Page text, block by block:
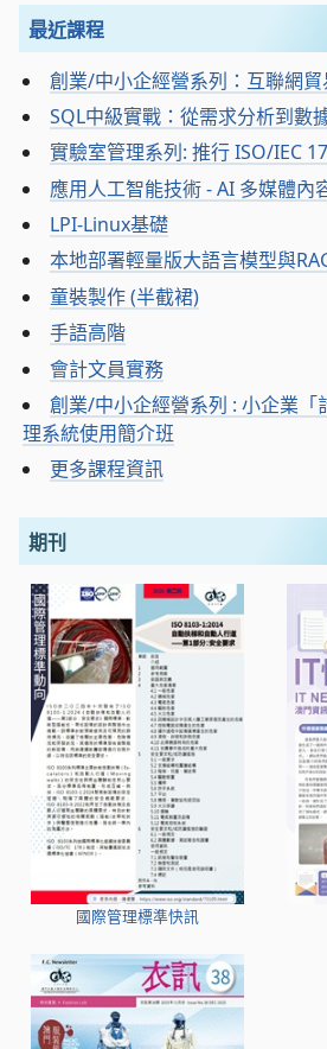
最近課程
創業/中小企經營系列：互聯網
SQL中級實戰：從需求分析到數
實驗室管理系列: 推行 ISO/IEC
應用人工智能技術 - AI 多媒體內
LPI-Linux基礎
本地部署輕量版大語言模型與
童裝製作 (半截裙)
手語高階
會計文員實務
創業/中小企經營系列 : 小企業「
理系統使用簡介班
更多課程資訊
期刊
國際管理標準快訊